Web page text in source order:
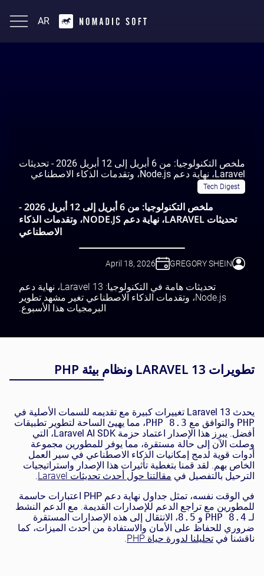
AR
ملخص التكنولوجيا: من 6 أبريل إلى 12 أبريل 2026 - تحديثات
Laravel، نهاية دعم Node.js، وتقدمات الذكاء الاصطناعي
Tech Digest
ملخص التكنولوجيا: من 6 أبريل إلى 12 أبريل 2026 -
تحديثات LARAVEL، نهاية دعم NODE.JS، وتقدمات الذكاء
الاصطناعي
GREGORY SHEIN
April 18, 2026
تحديثات هامة في التكنولوجيا: Laravel 13، نهاية دعم
Node.js، وتقدمات الذكاء الاصطناعي تغير مشهد تطوير
البرمجيات هذا الأسبوع.
تطويرات LARAVEL 13 ونظام بيئة PHP
يحدث Laravel 13
تغييرات كبيرة مع تقديمه للسمات الأصلية في
PHP والتوافق مع PHP 8.3، مما يهيئ الساحة لتطوير تطبيقات
أفضل. يبرز هذا الإصدار اعتماد حزمة Laravel AI SDK، التي
وصلت الآن إلى حالة مستقرة، مما يوفر للمطورين مجموعة
أدوات قوية لدمج إمكانيات الذكاء الاصطناعي في سير العمل
الخاص بهم. لقد قمنا بتغطية تأثيرات هذا الإصدار واستراتيجيات
الترحيل بالتفصيل في مقالتنا حول أحدث تحديثات Laravel
.
في الوقت نفسه، تمثل جداول نهاية دعم PHP اعتبارات حاسمة
للمطورين مع تراجع الدعم للإصدارات القديمة. مع الدعم النشط
لـ PHP 8.4 و 8.5، الانتقال إلى هذه الإصدارات المستقرة
ضروري للحفاظ على الأمان والاستفادة من أحدث الميزات، كما
ناقشنا في تحليلنا لدورة حياة PHP .